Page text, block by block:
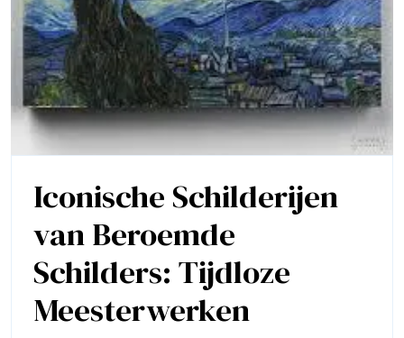
Iconische Schilderijen
van Beroemde
Schilders: Tijdloze
MeesterwerkenSchilderijen